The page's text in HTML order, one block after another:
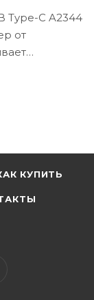
Type-C A2344
от
устройства
КУПИТЬ